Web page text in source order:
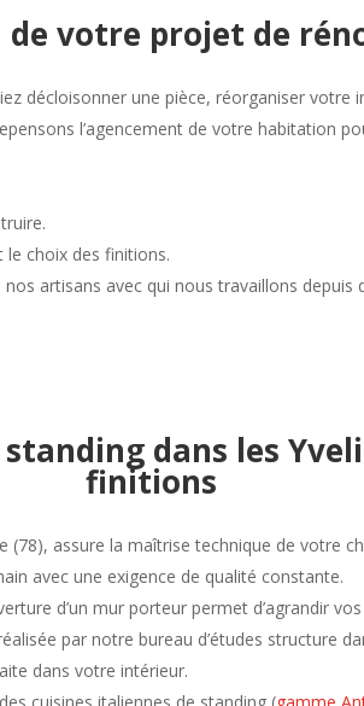
votre projet de
décloisonner une pièce, réorganiser
l’agencement de votre habitation
le choix des finitions.
artisans avec qui nous travaillons depuis
dans les
finitions
assure la maîtrise technique de votre
avec une exigence de qualité constante.
d’un mur porteur permet d’agrandir
par notrebureau d’études structure
dans votre intérieur.
cuisines italiennes de standing (gamme